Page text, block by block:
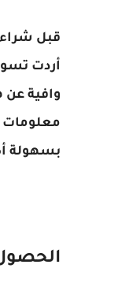
قبل شراء
أردت
وافية عن
معلومات
بسهولة